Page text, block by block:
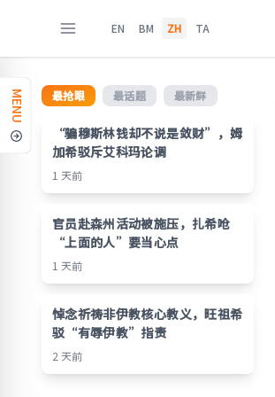
EN BM ZH TA
MENU 最抢眼 最话题 最新鲜
“骗穆斯林钱却不说是敛财”，姆
加希驳斥艾科玛论调
1 天前
官员赴森州活动被施压，扎希呛
“上面的人”要当心点
1 天前
悼念祈祷非伊教核心教义，旺祖希
驳“有辱伊教”指责
2 天前